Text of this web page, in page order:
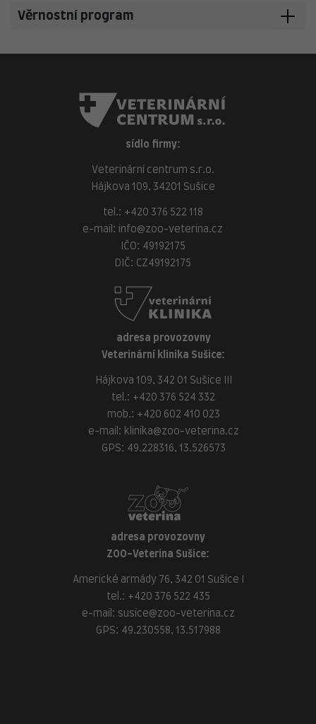
Věrnostní program
sídlo firmy:
Veterinární centrum s.r.o.
Hájkova 109, 34201 Sušice
tel.: +420 376 522 118
e-mail:
info@zoo-veterina.cz
IČO: 49192175
DIČ: CZ49192175
adresa provozovny
Veterinární klinika Sušice:
Hájkova 109, 342 01 Sušice III
tel.: +420 376 524 332
mob.: +420 602 410 023
e-mail: klinika@zoo-veterina.cz
GPS: 49.228316, 13.526573
adresa provozovny
ZOO-Veterina Sušice:
Americké armády 76, 342 01 Sušice I
tel.: +420 376 522 435
e-mail: susice@zoo-veterina.cz
GPS: 49.230558, 13.517988